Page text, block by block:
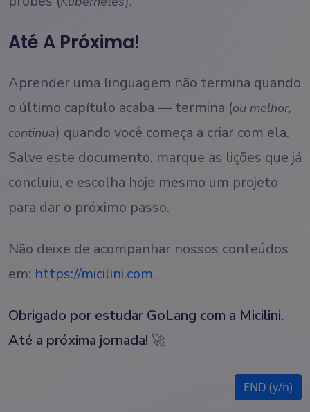
Até A Próxima!
Aprender uma linguagem não termina quando
o último capítulo acaba — termina (ou melhor,
continua) quando você começa a criar com ela.
Salve este documento, marque as lições que já
concluiu, e escolha hoje mesmo um projeto
para dar o próximo passo.
Não deixe de acompanhar nossos conteúdos
em: https://micilini.com.
Obrigado por estudar GoLang com a Micilini.
Até a próxima jornada! 🚀
END (y/n)